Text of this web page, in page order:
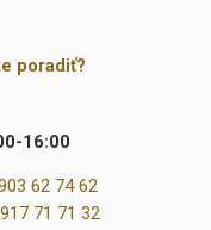
poradiť?
16:00
62 74 62
71 71 32